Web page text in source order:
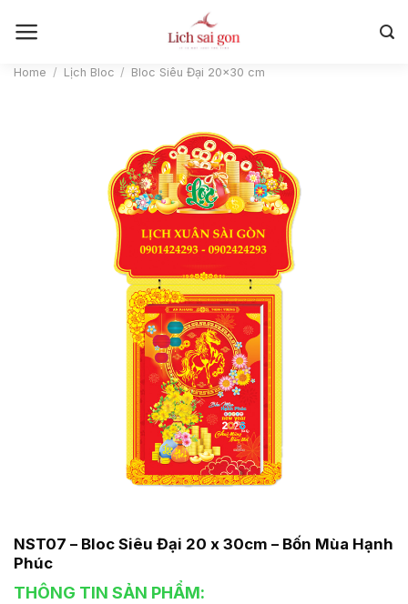
Home / Lịch Bloc / Bloc Siêu Đại 20×30 cm
NST07 – Bloc Siêu Đại 20 x 30cm – Bốn Mùa Hạnh
Phúc
THÔNG TIN SẢN PHẨM: